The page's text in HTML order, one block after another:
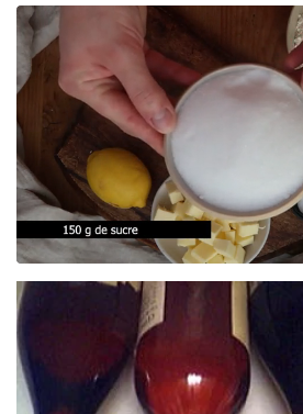
L'actu cuisine
Connexion